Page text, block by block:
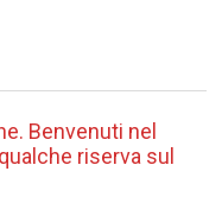
Benvenuti nel
riserva sul